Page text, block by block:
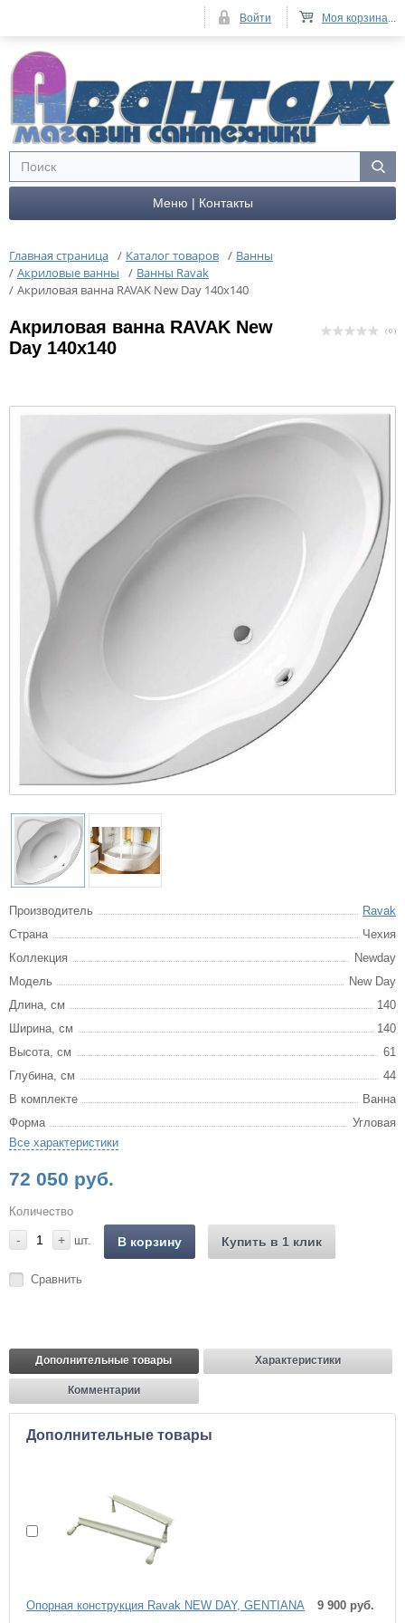
Меню | Контакты
Главная страница / Каталог товаров / Ванны
/ Акриловые ванны / Ванны Ravak
/ Акриловая ванна RAVAK New Day 140x140
Акриловая ванна RAVAK New
Day 140x140
( 0 )
Производитель
Ravak
Страна
Чехия
Коллекция
Newday
Модель
New Day
Длина, см
140
Ширина, см
140
Высота, см
61
Глубина, см
44
В комплекте
Ванна
Форма
Угловая
Все характеристики
72 050 руб.
Количество
- + шт. В корзину Купить в 1 клик
Сравнить
Дополнительные товары Характеристики
Комментарии
Дополнительные товары
Опоpная констpукция Ravak NEW DAY, GENTIANA 9 900 руб.
Моя корзина...
Войти